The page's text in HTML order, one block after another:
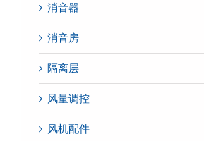
消音器
消音房
隔离层
风量调控
风机配件